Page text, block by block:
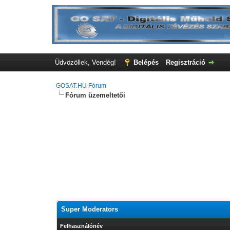
Üdvözöllek, Vendég! Belépés Regisztráció
GOSAT.HU Fórum
Fórum üzemeltetői
Super Moderators
Felhasználónév